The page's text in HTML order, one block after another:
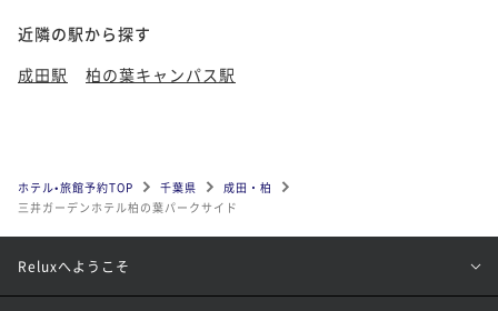
近隣の駅から探す
成田駅
柏の葉キャンパス駅
ホテル•旅館予約TOP 千葉県
成田・柏
三井ガーデンホテル柏の葉パークサイド
Reluxへようこそ